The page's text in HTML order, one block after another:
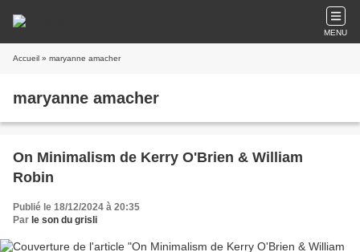
MENU
Accueil » maryanne amacher
maryanne amacher
On Minimalism de Kerry O'Brien & William
Robin
Publié le 18/12/2024 à 20:35
Par le son du grisli